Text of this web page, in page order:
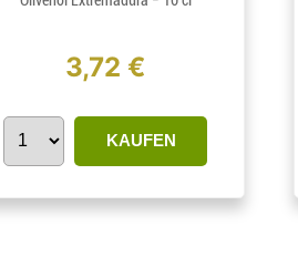
3,72 €
KAUFEN